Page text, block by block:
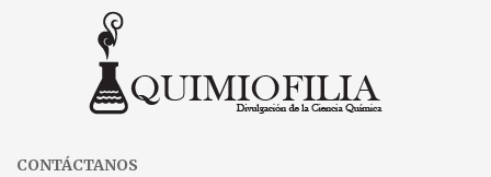
CONTÁCTANOS